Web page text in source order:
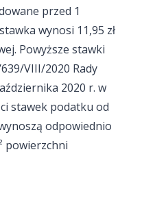
przed 1
wynosi 11,95 zł
Powyższe stawki
VIII/2020 Rady
2020 r. w
stawek podatku od
odpowiednio
powierzchni